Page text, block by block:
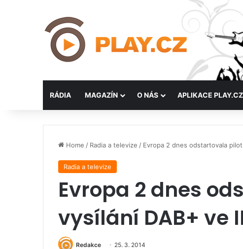
RÁDIA MAGAZÍN O NÁS APLIKACE PLAY.CZ
Home / Radia a televize / Evropa 2 dnes odstartovala
Radia a televize
Evropa 2 dnes
vysílání DAB+ ve
Redakce 25. 3. 2014